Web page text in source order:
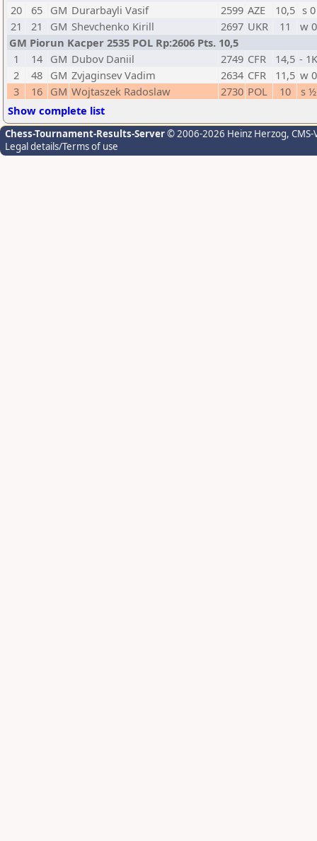
20
65 GM Durarbayli Vasif 2599 AZE 10,5 s 0
21
21 GM Shevchenko Kirill 2697 UKR 11
w 0
GM Piorun Kacper 2535 POL Rp:2606 Pts. 10,5
1
14 GM Dubov Daniil 2749 CFR 14,5 -
2
48 GM Zvjaginsev Vadim 2634 CFR 11,5 w 0
3
16 GM Wojtaszek Radoslaw 2730 POL 10
s ½
Show complete list
Chess-Tournament-Results-Server© 2006-2026 Heinz Herzog,
Legal details/Terms of use